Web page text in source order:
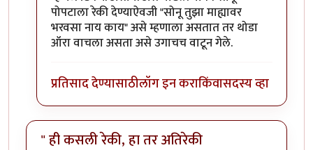
पोपटाला रेकी देण्याऐवजी "सोनू तुझा माह्यावर
भरवसा नाय काय" असे म्हणाला असतात तर थोडा
ऑरा वाचला असता असे उगाचच वाटून गेले.
प्रतिसाद देण्यासाठीलॉग इन कराकिंवासदस्य व्हा
" ही कसली रेकी, हा तर अतिरेकी